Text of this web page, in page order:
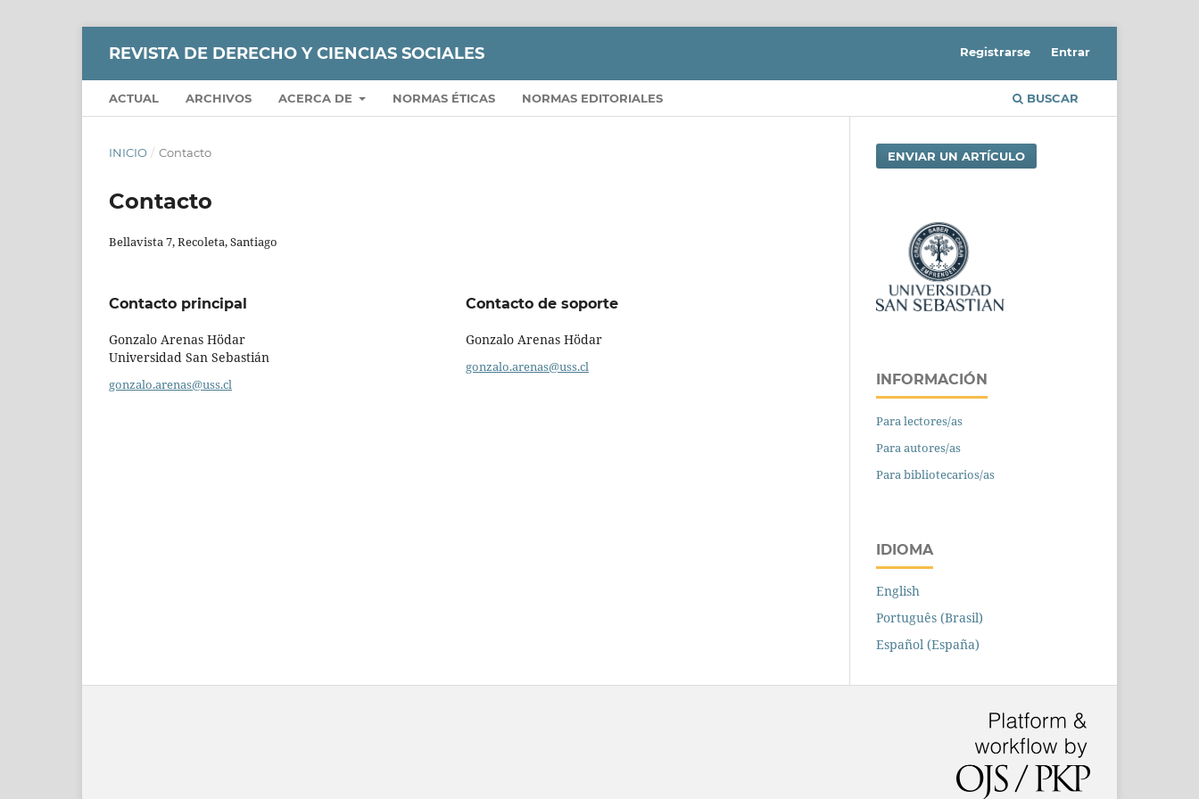
REVISTA DE DERECHO Y CIENCIAS SOCIALES
ACTUAL ARCHIVOS ACERCA DE NORMAS ÉTICAS NORMAS EDITORIALES BUSCAR
Registrarse Entrar
INICIO / Contacto
Contacto
Bellavista 7, Recoleta, Santiago
Contacto principal
Gonzalo Arenas Hödar
Universidad San Sebastián
gonzalo.arenas@uss.cl
Contacto de soporte
Gonzalo Arenas Hödar
gonzalo.arenas@uss.cl
ENVIAR UN ARTÍCULO
INFORMACIÓN
Para lectores/as
Para autores/as
Para bibliotecarios/as
IDIOMA
English
Português (Brasil)
Español (España)